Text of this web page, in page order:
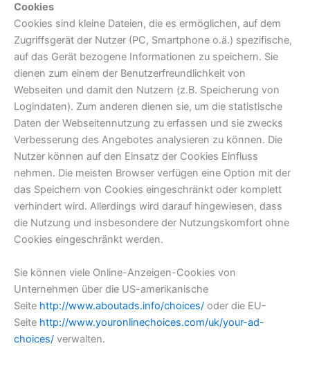
Cookies
Cookies sind kleine Dateien, die es ermöglichen, auf dem
Zugriffsgerät der Nutzer (PC, Smartphone o.ä.) spezifische,
auf das Gerät bezogene Informationen zu speichern. Sie
dienen zum einem der Benutzerfreundlichkeit von
Webseiten und damit den Nutzern (z.B. Speicherung von
Logindaten). Zum anderen dienen sie, um die statistische
Daten der Webseitennutzung zu erfassen und sie zwecks
Verbesserung des Angebotes analysieren zu können. Die
Nutzer können auf den Einsatz der Cookies Einfluss
nehmen. Die meisten Browser verfügen eine Option mit der
das Speichern von Cookies eingeschränkt oder komplett
verhindert wird. Allerdings wird darauf hingewiesen, dass
die Nutzung und insbesondere der Nutzungskomfort ohne
Cookies eingeschränkt werden.
Sie können viele Online-Anzeigen-Cookies von
Unternehmen über die US-amerikanische
Seite http://www.aboutads.info/choices/ oder die EU-
Seite http://www.youronlinechoices.com/uk/your-ad-
choices/ verwalten.